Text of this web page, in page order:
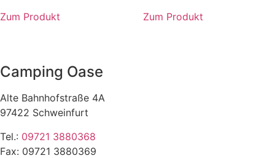
werden
Zum Produkt
mehrere
auf.
Die
Optionen
können
Zum Produkt
Camping Oase
Alte Bahnhofstraße 4A
97422 Schweinfurt
Tel.: 09721 3880368
Fax: 09721 3880369